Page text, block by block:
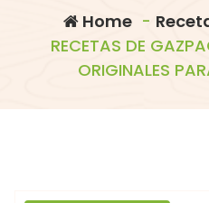
Home -
RECETAS DE
ORIGINALES